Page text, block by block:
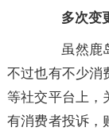
多次变
虽然鹿岛
不过也有不少消
等社交平台上，
有消费者投诉，